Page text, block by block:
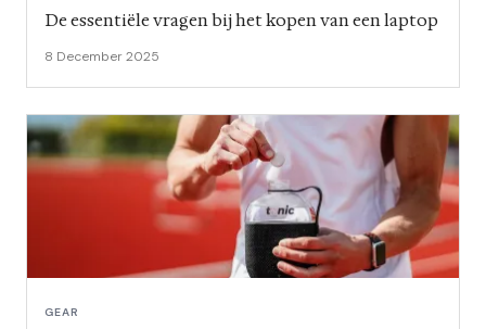
De essentiële vragen bij het kopen van een laptop
8 December 2025
GEAR